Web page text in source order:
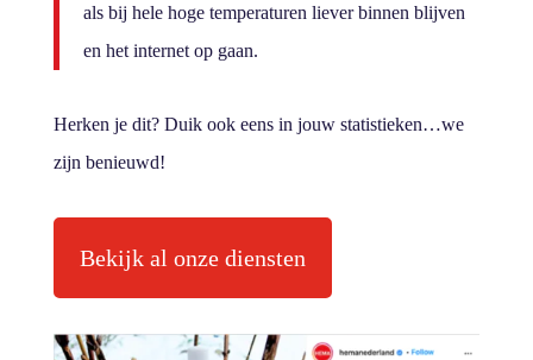
als bij hele hoge temperaturen liever binnen blijven
en het internet op gaan.
Herken je dit? Duik ook eens in jouw statistieken…we
zijn benieuwd!
Bekijk al onze diensten